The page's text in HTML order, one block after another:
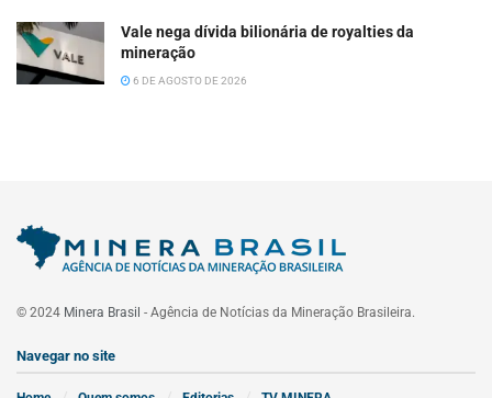
Vale nega dívida bilionária de royalties da
mineração
6 DE AGOSTO DE 2026
© 2024 Minera Brasil - Agência de Notícias da Mineração Brasileira.
Navegar no site